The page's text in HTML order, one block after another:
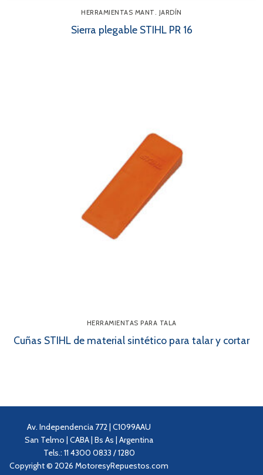
HERRAMIENTAS MANT. JARDÍN
Sierra plegable STIHL PR 16
HERRAMIENTAS PARA TALA
Cuñas STIHL de material sintético para talar y cortar
Av. Independencia 772 | C1099AAU
San Telmo | CABA | Bs As | Argentina
Tels.: 11 4300 0833 / 1280
Copyright © 2026 MotoresyRepuestos.com